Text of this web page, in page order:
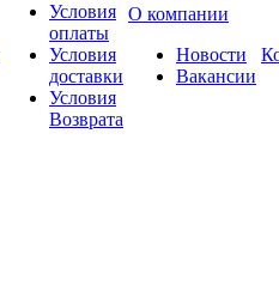
Условия
оплаты
Условия
доставки
Условия
Возврата
О компании
Новости
Вакансии